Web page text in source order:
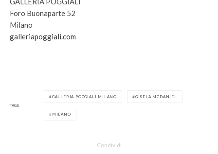
Foro Buonaparte 52
Milano
galleriapoggiali.com
TAGS
GALLERIA POGGIALI MILANO GISELA MCDANIEL
MILANO
Condividi